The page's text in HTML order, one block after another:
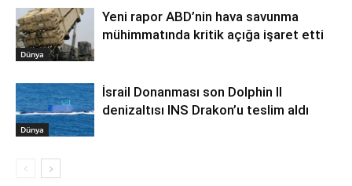
Dünya
Yeni rapor ABD’nin hava savunma
mühimmatında kritik açığa işaret etti
Dünya
İsrail Donanması son Dolphin II
denizaltısı INS Drakon’u teslim aldı